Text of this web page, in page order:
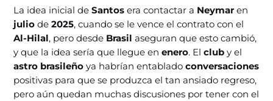
La idea inicial deSantosera contactar a Neymaren
juliode2025, cuando se le vence el contrato con el
Al-Hilal, pero desde Brasilaseguran que esto cambió,
y que la idea sería que llegue enenero. Elcluby el
astro brasileñoya habrían entabladoconversaciones
positivas para que se produzca el tan ansiado regreso,
pero aún quedan muchas discusiones por tener con el